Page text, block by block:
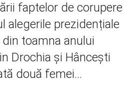
faptelor de corupere
alegerile prezidențiale
toamna anului
Drochia și Hâncești
două femei...